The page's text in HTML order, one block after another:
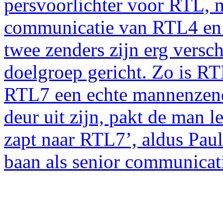
persvoorlichter voor RTL,
communicatie van RTL4
twee zenders zijn erg
doelgroep gericht. Zo is
RTL7 een echte
deur uit zijn, pakt de man
zapt naar RTL7’, aldus
baan als senior